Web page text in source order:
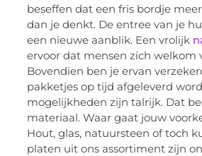
beseffen dat een fris bordje
dan je denkt. De entree van je
een nieuwe aanblik. Een vrolijk
ervoor dat mensen zich welkom
Bovendien ben je ervan
pakketjes op tijd afgeleverd
mogelijkheden zijn talrijk. Dat
materiaal. Waar gaat jouw
Hout, glas, natuursteen of toch
platen uit ons assortiment zijn